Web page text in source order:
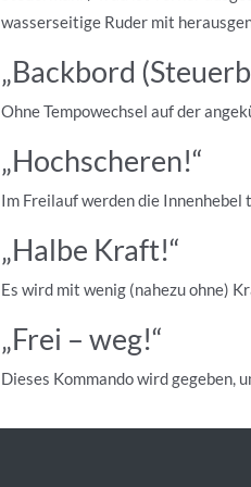
wasserseitige Ruder mit
„Backbord
Ohne Tempowechsel auf der
„Hochscheren!“
Im Freilauf werden die Innenhebel
„Halbe Kraft!“
Es wird mit wenig (nahezu ohne)
„Frei – weg!“
Dieses Kommando wird gegeben,